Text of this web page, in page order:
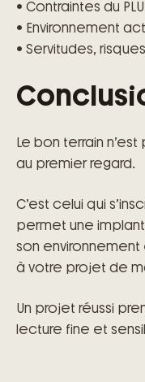
• Contraintes du PLU
• Environnement
• Servitudes,
Le bon terrain
au premier regard.
C’est celui qui
permet une
son
à votre projet de
Un projet réussi
lecture fine et